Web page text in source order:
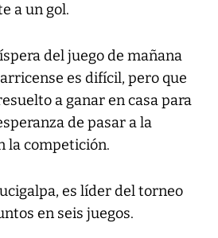
a un gol.
del juego de mañana
es difícil, pero que
a ganar en casa para
de pasar a la
la competición.
es líder del torneo
en seis juegos.